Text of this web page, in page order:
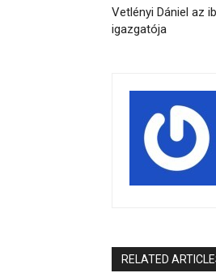
Vetlényi Dániel az
igazgatója
RELATED